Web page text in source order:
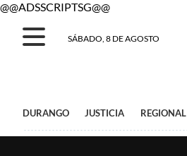
@@ADSSCRIPTSG@@
SÁBADO, 8 DE AGOSTO
DURANGO JUSTICIA REGIONAL